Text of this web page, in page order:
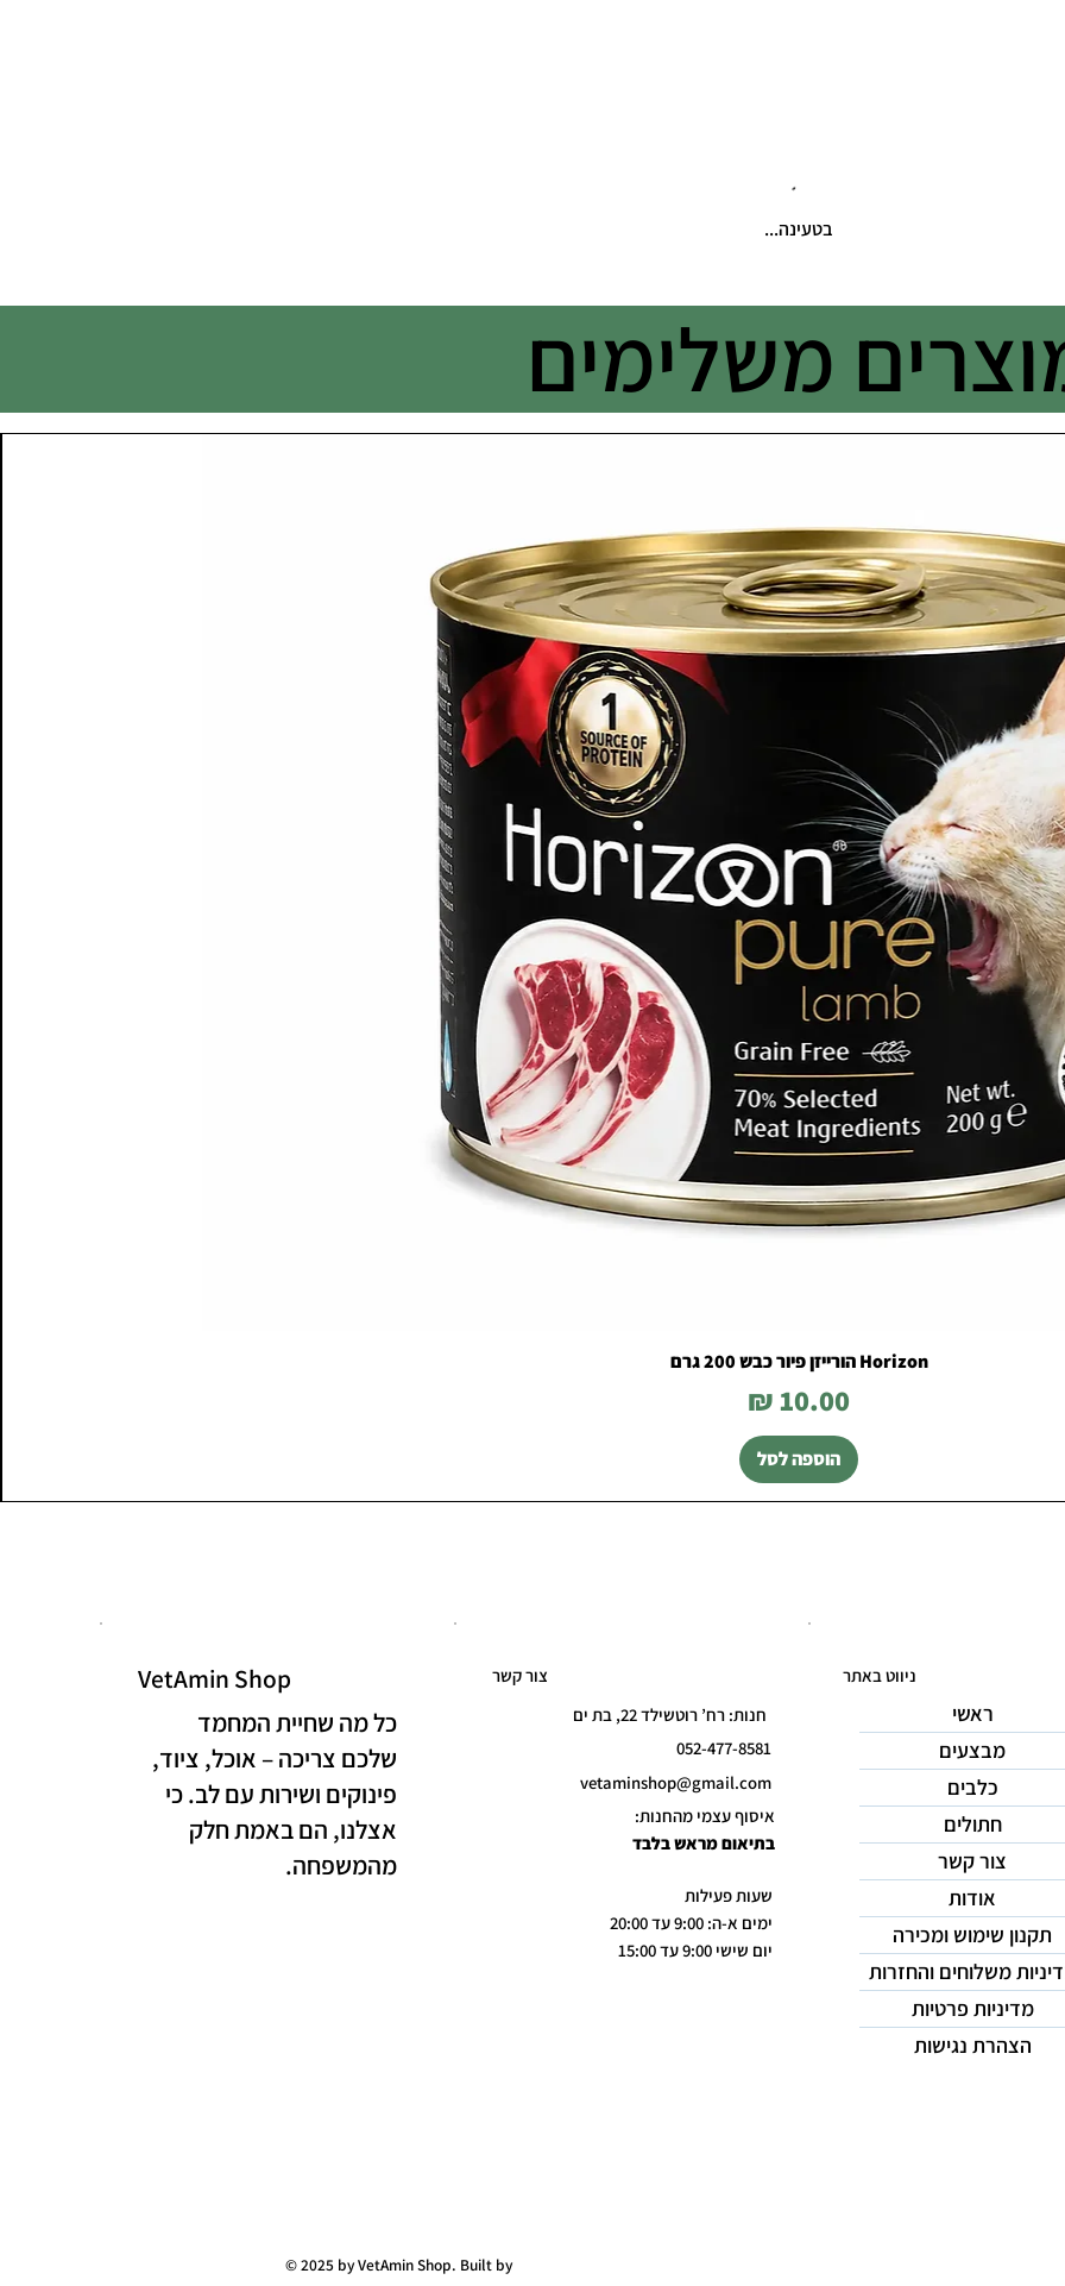
בטעינה...
משלימים
Horizon הורייזן פיור כבש 200 גרם
מחיר
הוספה לסל
VetAmin Shop
כל מה שחיית המחמד
שלכם צריכה – אוכל, ציוד,
פינוקים ושירות עם לב. כי
אצלנו, הם באמת חלק
מהמשפחה.
חנות: רח’ רוטשילד 22, בת ים
052-477-8581
vetaminshop@gmail.com
איסוף עצמי מהחנות:
בתיאום מראש בלבד
שעות פעילות
ימים א-ה: 9:00 עד 20:00
יום שישי 9:00 עד 15:00
צור קשר ניווט באתר
ראשי
מבצעים
כלבים
חתולים
צור קשר
אודות
תקנון שימוש ומכירה
משלוחים והחזרות
מדיניות פרטיות
הצהרת נגישות
© 2025 by VetAmin Shop. Built by